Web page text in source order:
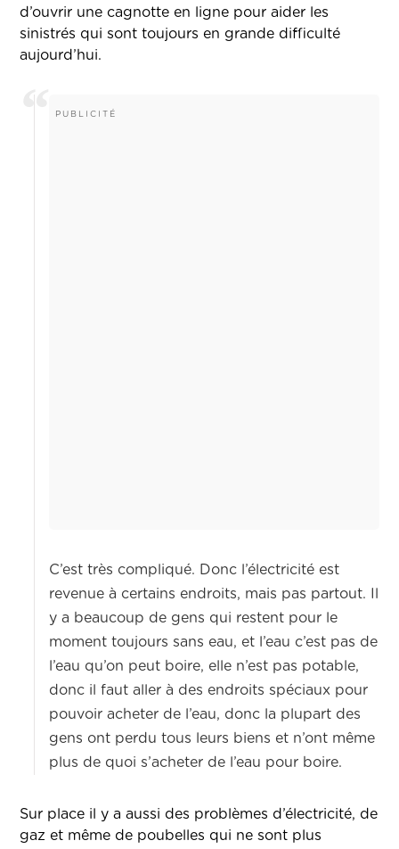
d’ouvrir une cagnotte en ligne pour aider les
sinistrés qui sont toujours en grande difficulté
aujourd’hui.
C’est très compliqué. Donc l’électricité est
revenue à certains endroits, mais pas partout. Il
y a beaucoup de gens qui restent pour le
moment toujours sans eau, et l’eau c’est pas de
l’eau qu’on peut boire, elle n’est pas potable,
donc il faut aller à des endroits spéciaux pour
pouvoir acheter de l’eau, donc la plupart des
gens ont perdu tous leurs biens et n’ont même
plus de quoi s’acheter de l’eau pour boire.
Sur place il y a aussi des problèmes d’électricité, de
gaz et même de poubelles qui ne sont plus